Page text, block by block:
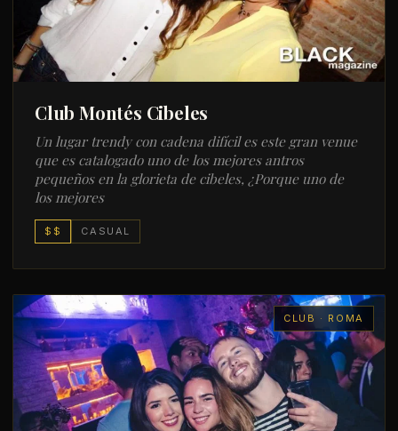
Club Montés Cibeles
Un lugar trendy con cadena difícil es este gran venue
que es catalogado uno de los mejores antros
pequeños en la glorieta de cibeles, ¿Porque uno de
los mejores
$$ CASUAL
CLUB · ROMA